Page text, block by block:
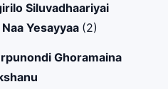
Siluvadhaariyai
Yesayyaa (2)
Ghoramaina